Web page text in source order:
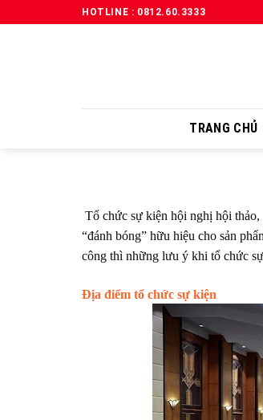
HOTLINE : 0812.60.3333
TRANG CHỦ
Tổ chức sự kiện hội nghị hội
“đánh bóng” hữu hiệu cho sản
công thì những lưu ý khi tổ chức
Địa điểm tổ chức sự kiện